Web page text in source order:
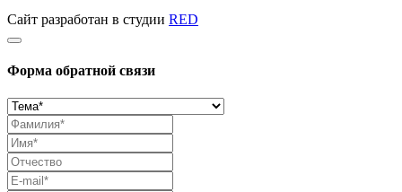
Сайт разработан в студии RED
Форма обратной связи